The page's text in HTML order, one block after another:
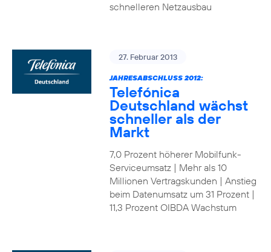
schnelleren Netzausbau
27. Februar 2013
JAHRESABSCHLUSS 2012:
Telefónica
Deutschland wächst
schneller als der
Markt
7,0 Prozent höherer Mobilfunk-
Serviceumsatz | Mehr als 10
Millionen Vertragskunden | Anstieg
beim Datenumsatz um 31 Prozent |
11,3 Prozent OIBDA Wachstum